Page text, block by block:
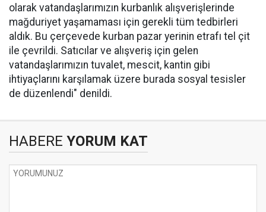
olarak vatandaşlarımızın kurbanlık alışverişlerinde
mağduriyet yaşamaması için gerekli tüm tedbirleri
aldık. Bu çerçevede kurban pazar yerinin etrafı tel çit
ile çevrildi. Satıcılar ve alışveriş için gelen
vatandaşlarımızın tuvalet, mescit, kantin gibi
ihtiyaçlarını karşılamak üzere burada sosyal tesisler
de düzenlendi" denildi.
HABERE YORUM KAT